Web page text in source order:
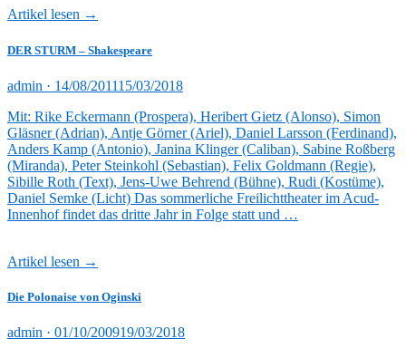
Artikel lesen →
DER STURM – Shakespeare
admin · Veröffentlicht
14/08/201115/03/2018
Mit: Rike Eckermann (Prospera), Heribert Gietz (Alonso), Simon
Gläsner (Adrian), Antje Görner (Ariel), Daniel Larsson (Ferdinand),
Anders Kamp (Antonio), Janina Klinger (Caliban), Sabine Roßberg
(Miranda), Peter Steinkohl (Sebastian), Felix Goldmann (Regie),
Sibille Roth (Text), Jens-Uwe Behrend (Bühne), Rudi (Kostüme),
Daniel Semke (Licht) Das sommerliche Freilichttheater im Acud-
Innenhof findet das dritte Jahr in Folge statt und …
Artikel lesen →
Die Polonaise von Oginski
admin · Veröffentlicht
01/10/200919/03/2018